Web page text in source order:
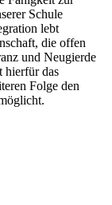
Schule
lebt
die offen
und Neugierde
hierfür das
Folge den